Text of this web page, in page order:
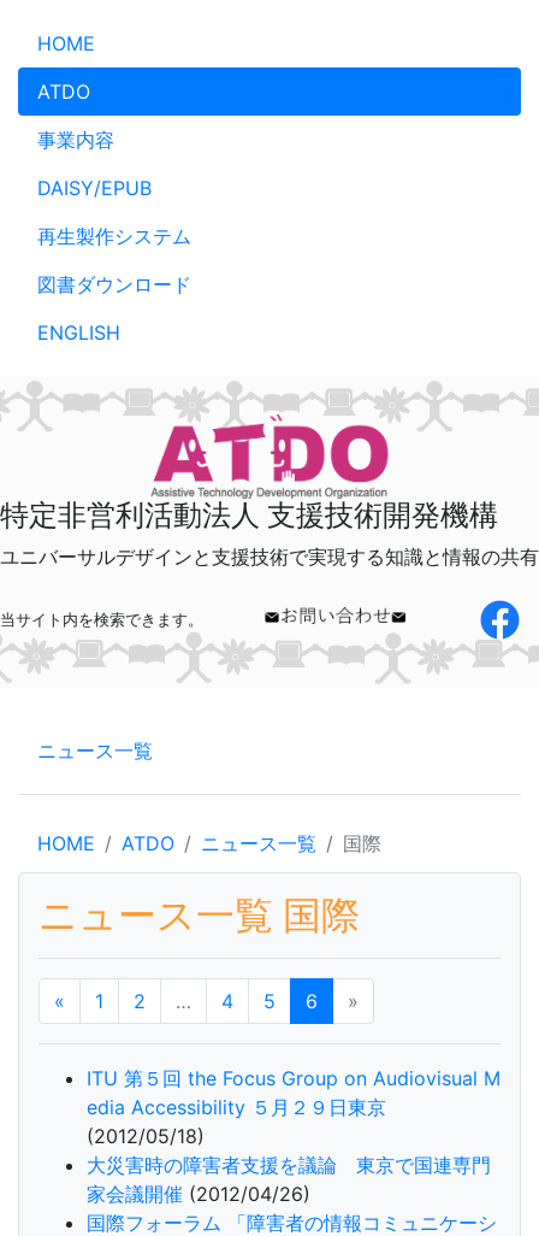
メインコンテンツへスキップ
HOME
ATDO
事業内容
DAISY/EPUB
再生製作システム
図書ダウンロード
ENGLISH
特定非営利活動法人 支援技術開発機構
ユニバーサルデザインと支援技術で実現する知識と情報の共有
当サイト内を検索できます。
ニュース一覧
HOME ATDO ニュース一覧 国際
ニュース一覧 国際
« 1 2 … 4 5 6 »
ITU 第５回 the Focus Group on Audiovisual M
edia Accessibility ５月２９日東京
(2012/05/18)
大災害時の障害者支援を議論 東京で国連専門
家会議開催 (2012/04/26)
国際フォーラム 「障害者の情報コミュニケーシ